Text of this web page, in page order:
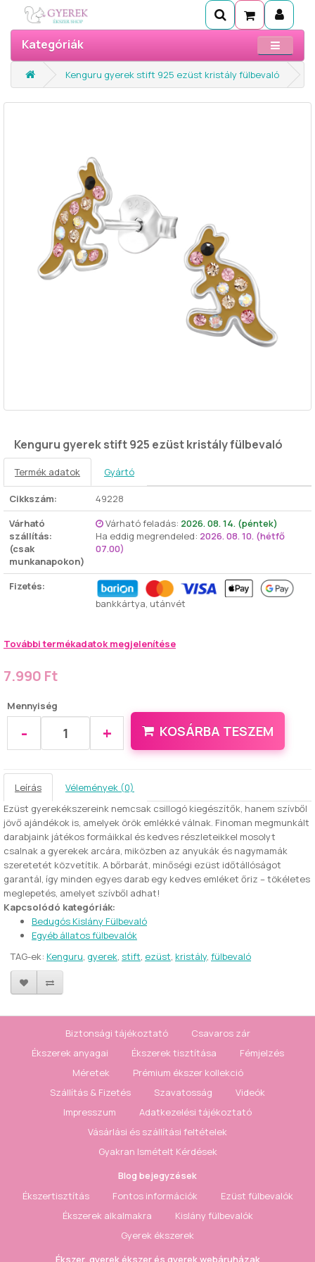
Kategóriák
Kenguru gyerek stift 925 ezüst kristály fülbevaló
Kenguru gyerek stift 925 ezüst kristály fülbevaló
Termék adatok Gyártó
Cikkszám:
49228
Várható
szállítás:
(csak
munkanapokon)
Várható feladás: 2026. 08. 14. (péntek)
Ha eddig megrendeled: 2026. 08. 10. (hétfő
07.00)
Fizetés:
bankkártya, utánvét
További termékadatok megjelenítése
7.990 Ft
Mennyiség
- + KOSÁRBA TESZEM
Leírás
Vélemények (0)
Ezüst gyerekékszereink nemcsak csillogó kiegészítők, hanem szívből
jövő ajándékok is, amelyek örök emlékké válnak. Finoman megmunkált
darabjaink játékos formáikkal és kedves részleteikkel mosolyt
csalnak a gyerekek arcára, miközben az anyukák és nagymamák
szeretetét közvetítik. A bőrbarát, minőségi ezüst időtállóságot
garantál, így minden egyes darab egy kedves emléket őriz – tökéletes
meglepetés, amelyet szívből adhat!
Kapcsolódó kategóriák:
Bedugós Kislány Fülbevaló
Egyéb állatos fülbevalók
TAG-ek: Kenguru, gyerek, stift, ezüst, kristály, fülbevaló
Biztonsági tájékoztató
Csavaros zár
Ékszerek anyagai
Ékszerek tisztítása
Fémjelzés
Méretek
Prémium ékszer kollekció
Szállítás & Fizetés
Szavatosság
Videók
Impresszum
Adatkezelési tájékoztató
Vásárlási és szállítási feltételek
Gyakran Ismételt Kérdések
Blog bejegyzések
Ékszertisztítás
Fontos információk
Ezüst fülbevalók
Ékszerek alkalmakra
Kislány fülbevalók
Gyerek ékszerek
Ékszer, gyerek ékszer és gyerek webáruházak